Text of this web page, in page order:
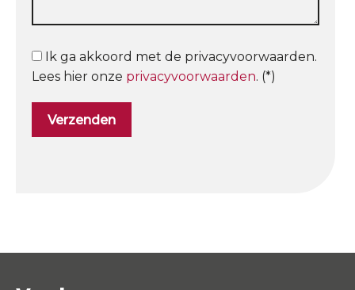
Ik ga akkoord met de privacyvoorwaarden.
Lees hier onze privacyvoorwaarden. (*)